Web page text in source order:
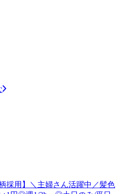
採用】＼主婦さん活躍中／髪色